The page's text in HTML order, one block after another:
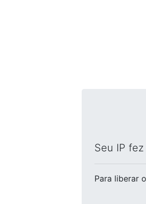
Seu IP
Para liberar